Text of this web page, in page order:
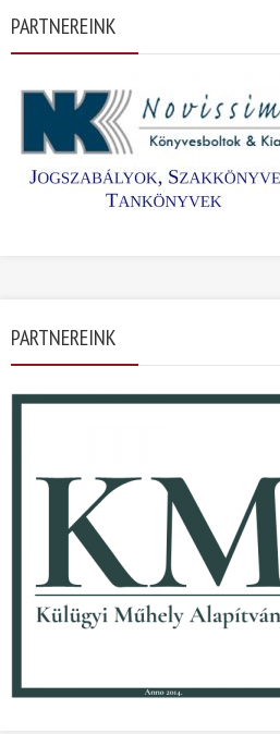
PARTNEREINK
PARTNEREINK